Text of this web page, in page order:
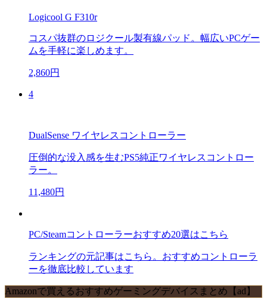
Logicool G F310r
コスパ抜群のロジクール製有線パッド。幅広いPCゲー
ムを手軽に楽しめます。
2,860円
4
DualSense ワイヤレスコントローラー
圧倒的な没入感を生むPS5純正ワイヤレスコントロー
ラー。
11,480円
PC/Steamコントローラーおすすめ20選はこちら
ランキングの元記事はこちら。おすすめコントローラ
ーを徹底比較しています
Amazonで買えるおすすめゲーミングデバイスまとめ【ad】